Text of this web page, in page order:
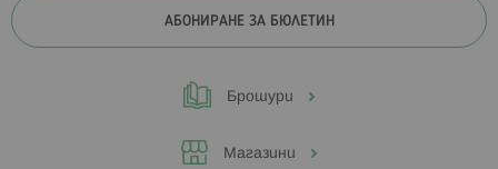
АБОНИРАНЕ ЗА БЮЛЕТИН
Брошури
Магазини